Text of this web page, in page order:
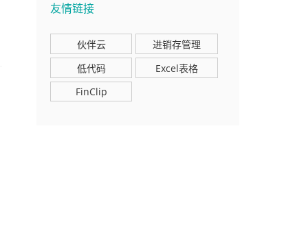
友情链接
伙伴云
进销存管理
低代码
Excel表格
FinClip